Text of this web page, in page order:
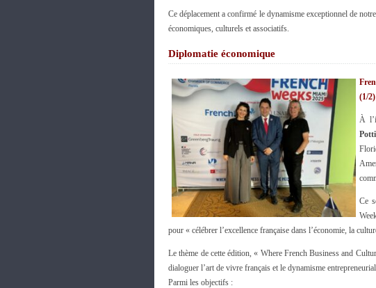
Ce déplacement a confirmé le dynamisme exceptionnel de
économiques, culturels et associatifs.
Diplomatie économique
(1/2)
À
Ce
pour « célébrer l’excellence française dans l’économie, la
Le thème de cette édition, « Where French Business and
dialoguer l’art de vivre français et le dynamisme
Parmi les objectifs :